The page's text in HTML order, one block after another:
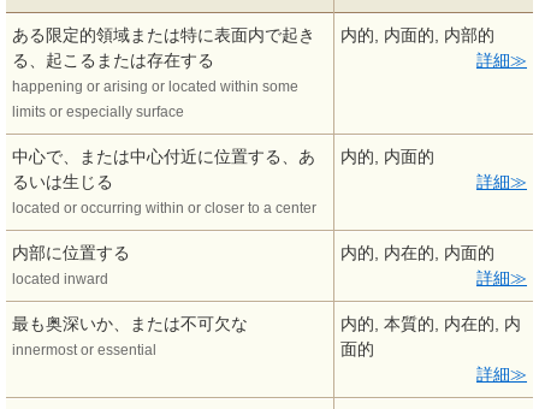
ある限定的領域または特に表面内で起き
る、起こるまたは存在する
happening or arising or located within some
limits or especially surface
内的, 内面的, 内部的
詳細
中心で、または中心付近に位置する、あ
るいは生じる
located or occurring within or closer to a center
内的, 内面的
詳細
内部に位置する
located inward
内的, 内在的, 内面的
詳細
最も奥深いか、または不可欠な
innermost or essential
内的, 本質的, 内在的, 内
面的
詳細